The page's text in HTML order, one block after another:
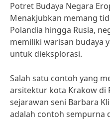
Potret Budaya Negara
Menakjubkan memang
Polandia hingga Rusia,
memiliki warisan budaya
untuk dieksplorasi.
Salah satu contoh yang
arsitektur kota Krakow di
sejarawan seni Barbara
adalah contoh sempurna